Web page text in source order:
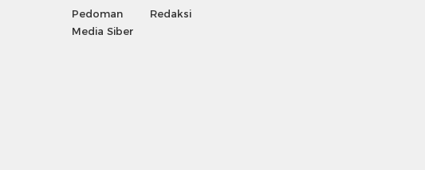
Pedoman
Media Siber
Redaksi